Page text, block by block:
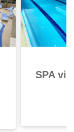
SPA